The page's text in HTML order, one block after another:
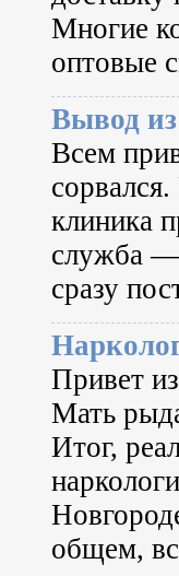
Многие
оптовые
Вывод
Всем
клиника
служба —
сразу
Привет
Мать
Итог,
общем,